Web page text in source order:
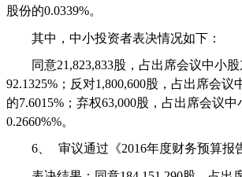
股份的0.0339%。
其中，中小投资者表决情况如下：
同意21,823,833股，占出席会议中小
92.1325% ；反对1,800,600股，占出席会议
的7.6015% ；弃权63,000股，占出席会议
0.2660%%。
6、 审议通过《2016年度财务预算报